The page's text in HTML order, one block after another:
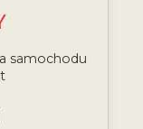
samochodu